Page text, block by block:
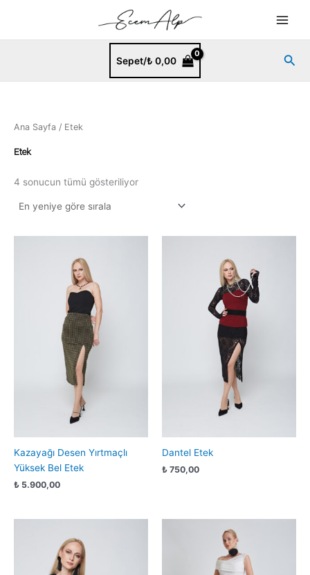
Sepet/₺ 0,00
Ana Sayfa / Etek
Etek
4 sonucun tümü gösteriliyor
yeniye
göre
sıralandı
Kazayağı Desen Yırtmaçlı
Yüksek Bel Etek
₺ 5.900,00
Dantel Etek
₺ 750,00